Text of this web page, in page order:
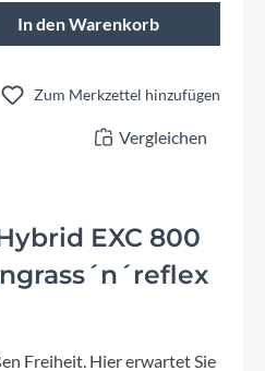
den gewünschten
In den Warenkorb
Zum Merkzettel hinzufügen
Vergleichen
EXC 800
Freiheit. Hier erwartet Sie